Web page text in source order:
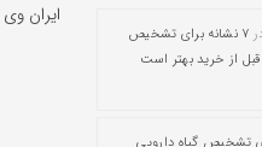
۷ نشانه برای تشخیص
قبل از خرید بهتر است
ایران وی